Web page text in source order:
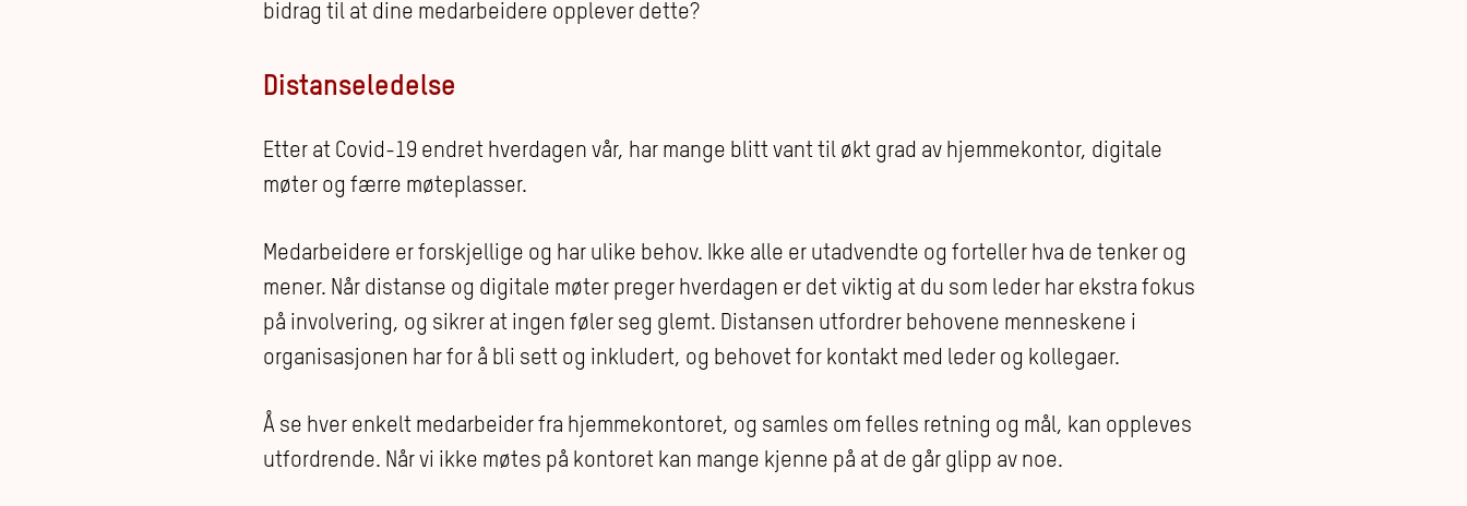
bidrag til at dine medarbeidere opplever dette?
Distanseledelse
Etter at Covid-19 endret hverdagen vår, har mange blitt vant til økt grad av hjemmekontor, digitale
møter og færre møteplasser.
Medarbeidere er forskjellige og har ulike behov. Ikke alle er utadvendte og forteller hva de tenker og
mener. Når distanse og digitale møter preger hverdagen er det viktig at du som leder har ekstra fokus
på involvering, og sikrer at ingen føler seg glemt. Distansen utfordrer behovene menneskene i
organisasjonen har for å bli sett og inkludert, og behovet for kontakt med leder og kollegaer.
Å se hver enkelt medarbeider fra hjemmekontoret, og samles om felles retning og mål, kan oppleves
utfordrende. Når vi ikke møtes på kontoret kan mange kjenne på at de går glipp av noe.